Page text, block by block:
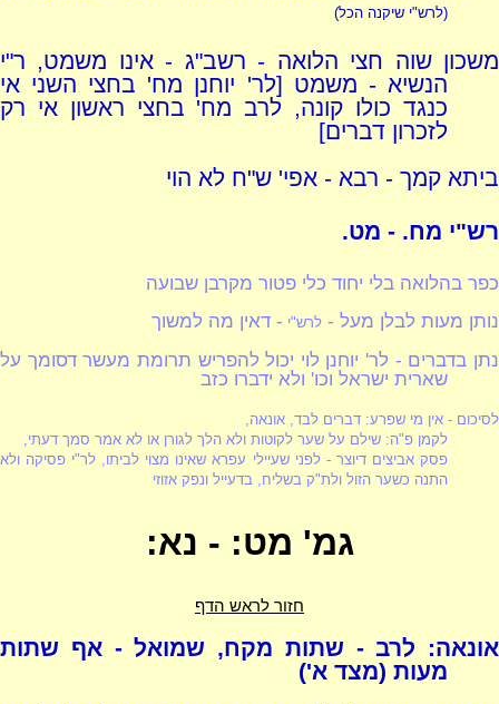
(לרש"י שיקנה הכל)
משכון שוה חצי הלואה - רשב"ג - אינו משמט, ר"י
הנשיא - משמט [לר' יוחנן מח' בחצי השני אי
כנגד כולו קונה, לרב מח' בחצי ראשון אי רק
לזכרון דברים]
ביתא קמך - רבא - אפי' ש"ח לא הוי
רש"י מח. - מט.
כפר בהלואה בלי יחוד כלי פטור מקרבן שבועה
נותן מעות לבלן מעל - לרש"י - דאין מה למשוך
נתן בדברים - לר' יוחנן לוי יכול להפריש תרומת מעשר דסומך על
שארית ישראל וכו' ולא ידברו כזב
לסיכום - אין מי שפרע: דברים לבד, אונאה,
לקמן פ"ה:שילם על שער לקוטות ולא הלך לגורן או לא אמר סמך דעתי,
פסק אביצים דיוצר - לפני שעיילי עפרא שאינו מצוי לביתו, לר"י פסיקה ולא
התנה כשער הזול ולת"ק בשליח, בדעייל ונפק אזוזי
גמ' מט: - נא:
חזור לראש הדף
אונאה: לרב - שתות מקח, שמואל - אף שתות
מעות (מצד א')